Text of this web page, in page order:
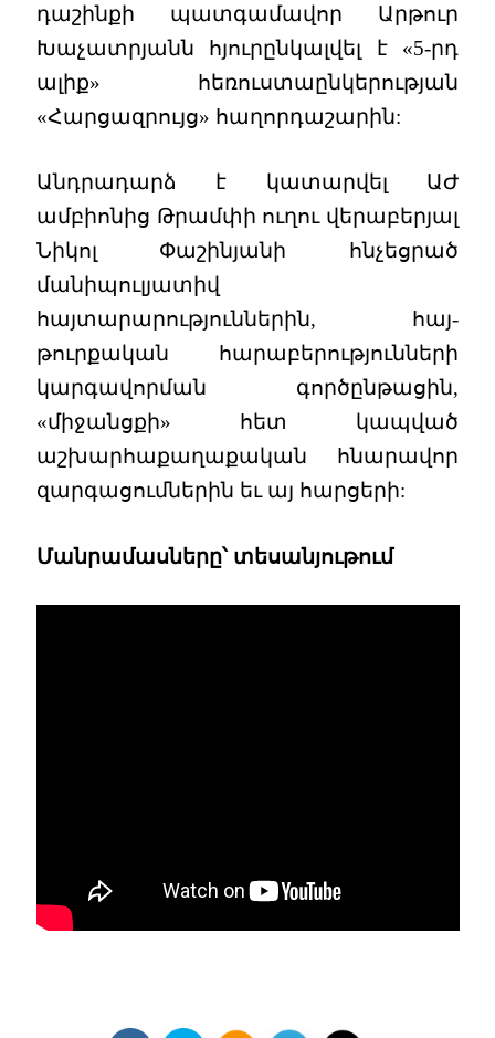
դաշինքի պատգամավոր Արթուր
Խաչատրյանն հյուրընկալվել է «5-րդ
ալիք» հեռուստաընկերության
«Հարցազրույց» հաղորդաշարին:
Անդրադարձ է կատարվել ԱԺ
ամբիոնից Թրամփի ուղու վերաբերյալ
Նիկոլ Փաշինյանի հնչեցրած
մանիպուլյատիվ
հայտարարություններին, հայ-
թուրքական հարաբերությունների
կարգավորման գործընթացին,
«միջանցքի» հետ կապված
աշխարհաքաղաքական հնարավոր
զարգացումներին եւ այ հարցերի:
Մանրամասները՝ տեսանյութում